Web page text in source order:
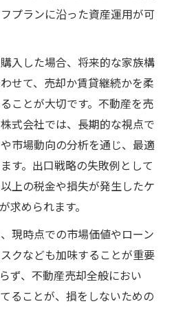
損をしないための落とし穴
却時の控除計算方法を分か
の違いと3,000万円控除のポ
貸併用住宅の資金計画を深
ネクストステージ株式会
画の考え方
資金運用で将来の資産を守
ローンを活用した資金計画
プランに沿った資産運用が可
入した場合、将来的な家族構
せて、売却か賃貸継続かを柔
ことが大切です。不動産を売
式会社では、長期的な視点で
市場動向の分析を通じ、最適
す。出口戦略の失敗例として
上の税金や損失が発生したケ
求められます。
現時点での市場価値やローン
クなども加味することが重要
ず、不動産売却全般におい
ることが、損をしないための